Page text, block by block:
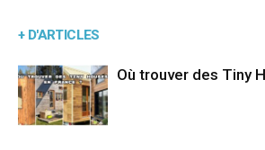
+ D'ARTICLES
Où trouver des Tiny